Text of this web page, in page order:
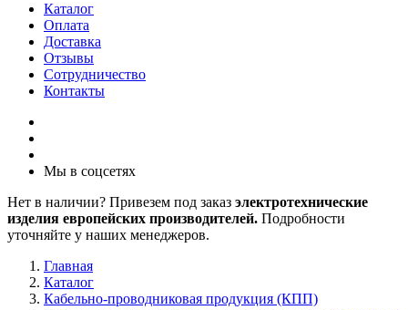
Каталог
Оплата
Доставка
Отзывы
Сотрудничество
Контакты
Мы в соцсетях
Нет в наличии? Привезем под заказ электротехнические
изделия европейских производителей. Подробности
уточняйте у наших менеджеров.
Главная
Каталог
Кабельно-проводниковая продукция (КПП)